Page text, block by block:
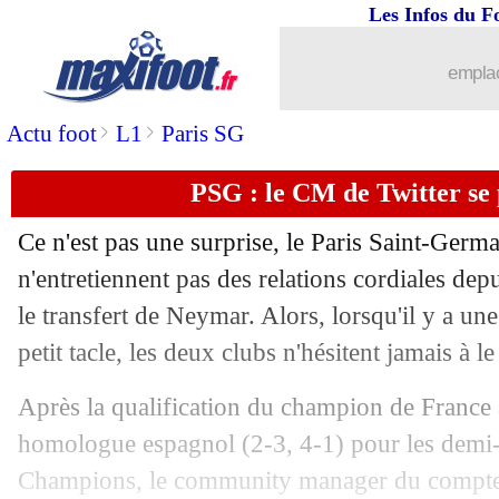
Actu foot> L1 > Paris SG
Les Infos du
PSG : le CM de Twitter se
Ce n'est pas une surprise, le Paris Saint-
n'entretiennent pas des relations cordiales
le transfert de Neymar. Alors, lorsqu'il y a
petit tacle, les deux clubs n'hésitent jamais à
Après la qualification du champion de France
homologue espagnol (2-3, 4-1) pour les
Champions, le community manager du
: Benfica, Gasset annonce la
17/04 Real: Bellingham va répondre à ses
17/04 Lille: Zhegrova forfait pour Aston
17/04 OM: Gasset ne se projette pas sur
17/04 VIDEO: le Barça sorti, Alfredo Duro
17/04 PSG: Donnarumma a eu du mal
Barça : Araujo, l'avis d'un ancien